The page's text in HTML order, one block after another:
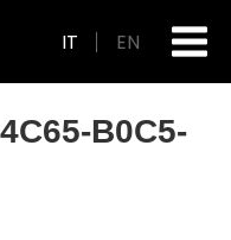
IT EN
B0C5-